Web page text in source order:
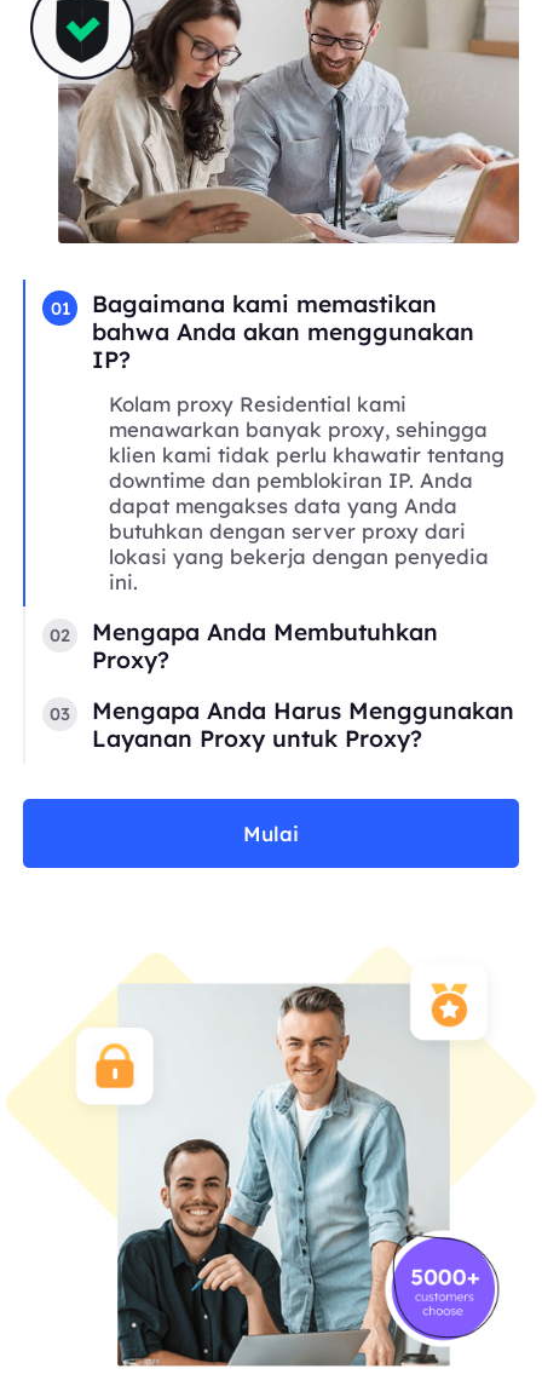
01
Bagaimana kami memastikan
bahwa Anda akan menggunakan
IP?
Kolam proxy Residential kami
menawarkan banyak proxy, sehingga
klien kami tidak perlu khawatir tentang
downtime dan pemblokiran IP. Anda
dapat mengakses data yang Anda
butuhkan dengan server proxy dari
lokasi yang bekerja dengan penyedia
ini.
02
Mengapa Anda Membutuhkan
Proxy?
03
Mengapa Anda Harus Menggunakan
Layanan Proxy untuk Proxy?
Mulai